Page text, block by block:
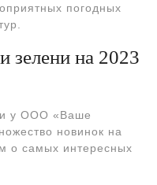
погодных
зелени на 2023
у ООО «Ваше
новинок на
о самых интересных